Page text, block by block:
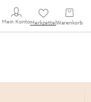
Mein KontoMerkzettel Warenkorb